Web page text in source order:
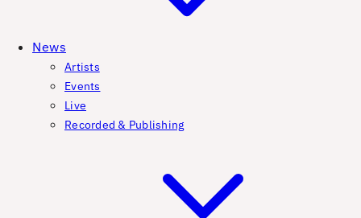
News
Artists
Events
Live
Recorded & Publishing